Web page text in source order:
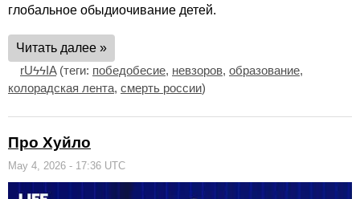
глобальное обыдиочивание детей.
Читать далее »
rUϟϟIA(теги: победобесие, невзоров, образование,
колорадская лента, смерть россии)
Про Хуйло
May 4, 2026 - 17:36 UTC